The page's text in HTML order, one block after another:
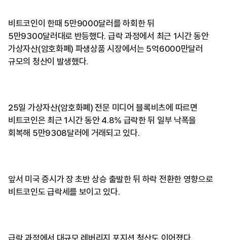
비트코인이 한때 5만9000달러를 하회한 뒤
5만9300달러대로 반등했다. 급락 과정에서 최근 1시간 동안
가상자산(암호화폐) 파생상품 시장에서는 5억6000만달러
규모의 청산이 발생했다.
25일 가상자산(암호화폐) 전문 미디어 블록비츠에 따르면
비트코인은 최근 1시간 동안 4.8% 급락한 뒤 일부 낙폭을
회복해 5만9308달러에 거래되고 있다.
앞서 미국 증시가 장 초반 상승 출발한 뒤 하락 전환한 영향으로
비트코인도 급락세를 보이고 있다.
급락 과정에서 대규모 레버리지 포지션 청산도 이어졌다.